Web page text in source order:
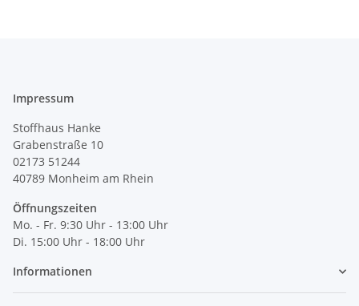
Impressum
Stoffhaus Hanke
Grabenstraße 10
02173 51244
40789 Monheim am Rhein
Öffnungszeiten
Mo. - Fr. 9:30 Uhr - 13:00 Uhr
Di. 15:00 Uhr - 18:00 Uhr
Informationen